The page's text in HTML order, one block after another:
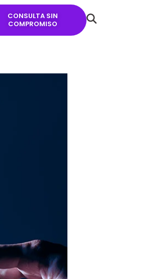
CONSULTA SIN
COMPROMISO